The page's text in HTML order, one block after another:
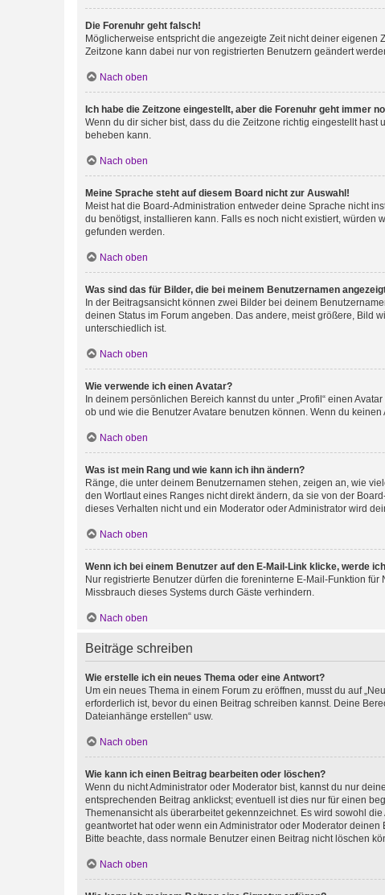
Die Forenuhr geht falsch!
Möglicherweise entspricht die angezeigte Zeit nicht deiner eigenen
Zeitzone kann dabei nur von registrierten Benutzern geändert
Nach oben
Ich habe die Zeitzone eingestellt, aber die Forenuhr geht immer
Wenn du dir sicher bist, dass du die Zeitzone richtig eingestellt
beheben kann.
Nach oben
Meine Sprache steht auf diesem Board nicht zur Auswahl!
Meist hat die Board-Administration entweder deine Sprache nicht
du benötigst, installieren kann. Falls es noch nicht existiert, würden
gefunden werden.
Nach oben
Was sind das für Bilder, die bei meinem Benutzernamen
In der Beitragsansicht können zwei Bilder bei deinem
deinen Status im Forum angeben. Das andere, meist größere, Bild
unterschiedlich ist.
Nach oben
Wie verwende ich einen Avatar?
In deinem persönlichen Bereich kannst du unter „Profil“ einen
ob und wie die Benutzer Avatare benutzen können. Wenn du
Nach oben
Was ist mein Rang und wie kann ich ihn ändern?
Ränge, die unter deinem Benutzernamen stehen, zeigen an, wie
den Wortlaut eines Ranges nicht direkt ändern, da sie von der
dieses Verhalten nicht und ein Moderator oder Administrator wird
Nach oben
Wenn ich bei einem Benutzer auf den E-Mail-Link klicke, werde
Nur registrierte Benutzer dürfen die foreninterne E-Mail-Funktion
Missbrauch dieses Systems durch Gäste verhindern.
Nach oben
Beiträge schreiben
Wie erstelle ich ein neues Thema oder eine Antwort?
Um ein neues Thema in einem Forum zu eröffnen, musst du auf
erforderlich ist, bevor du einen Beitrag schreiben kannst. Deine
Dateianhänge erstellen“ usw.
Nach oben
Wie kann ich einen Beitrag bearbeiten oder löschen?
Wenn du nicht Administrator oder Moderator bist, kannst du nur
entsprechenden Beitrag anklickst; eventuell ist dies nur für einen
Themenansicht als überarbeitet gekennzeichnet. Es wird sowohl
geantwortet hat oder wenn ein Administrator oder Moderator
Bitte beachte, dass normale Benutzer einen Beitrag nicht löschen
Nach oben